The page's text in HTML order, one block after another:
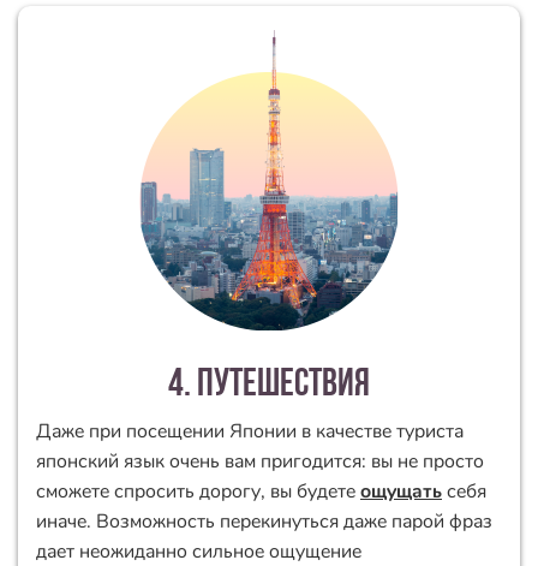
4. путешествия
Даже при посещении Японии в качестве туриста
японский язык очень вам пригодится: вы не просто
сможете спросить дорогу, вы будетеощущатьсебя
иначе. Возможность перекинуться даже парой фраз
дает неожиданно сильное ощущение